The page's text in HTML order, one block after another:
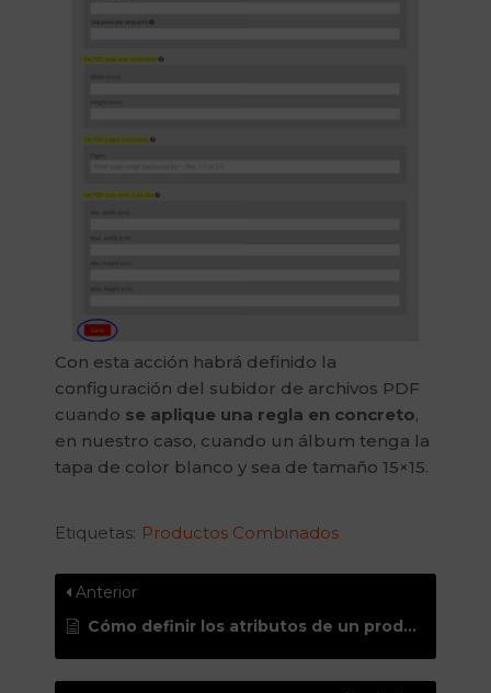
Con esta acción habrá definido la
configuración del subidor de archivos PDF
cuando se aplique una regla en concreto,
en nuestro caso, cuando un álbum tenga la
tapa de color blanco y sea de tamaño 15×15.
Etiquetas: Productos Combinados
Anterior
Cómo definir los atributos de un producto combinado